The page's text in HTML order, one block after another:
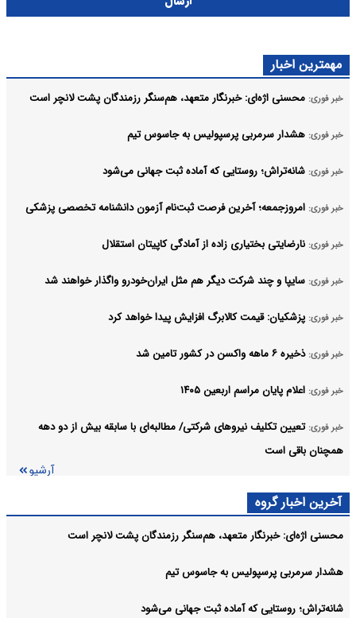
مهمترین اخبار
خبر فوری: محسنی اژه‌ای: خبرنگار متعهد، هم‌سنگر رزمندگان پشت لانچر است
خبر فوری: هشدار سرمربی پرسپولیس به جاسوس تیم
خبر فوری: شانه‌تراش؛ روستایی که آماده ثبت جهانی می‌شود
خبر فوری: امروزجمعه؛ آخرین فرصت ثبت‌نام آزمون دانشنامه تخصصی پزشکی
خبر فوری: نارضایتی بختیاری زاده از آمادگی کاپیتان استقلال
خبر فوری: سایپا و چند شرکت دیگر هم مثل ایران‌خودرو واگذار خواهند شد
خبر فوری: پزشکیان: قیمت کالابرگ افزایش پیدا خواهد کرد
خبر فوری: ذخیره ۶ ماهه واکسن در کشور تامین شد
خبر فوری: اعلام پایان مراسم اربعین ۱۴۰۵
خبر فوری: تعیین تکلیف نیروهای شرکتی/ مطالبه‌ای با سابقه بیش از دو دهه
همچنان باقی است
آرشیو
آخرین اخبار گروه
محسنی اژه‌ای: خبرنگار متعهد، هم‌سنگر رزمندگان پشت لانچر است
هشدار سرمربی پرسپولیس به جاسوس تیم
شانه‌تراش؛ روستایی که آماده ثبت جهانی می‌شود